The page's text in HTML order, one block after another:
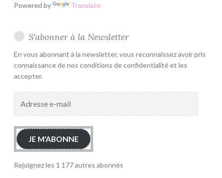
Powered by Translate
S'abonner à la Newsletter
En vous abonnant à la newsletter, vous reconnaissez avoir pris
connaissance de nos conditions de confidentialité et les
accepter.
mail
JE M'ABONNE
Rejoignez les 1 177 autres abonnés